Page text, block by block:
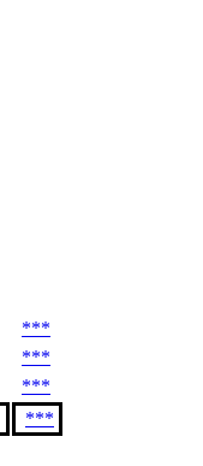
***
***
***
***